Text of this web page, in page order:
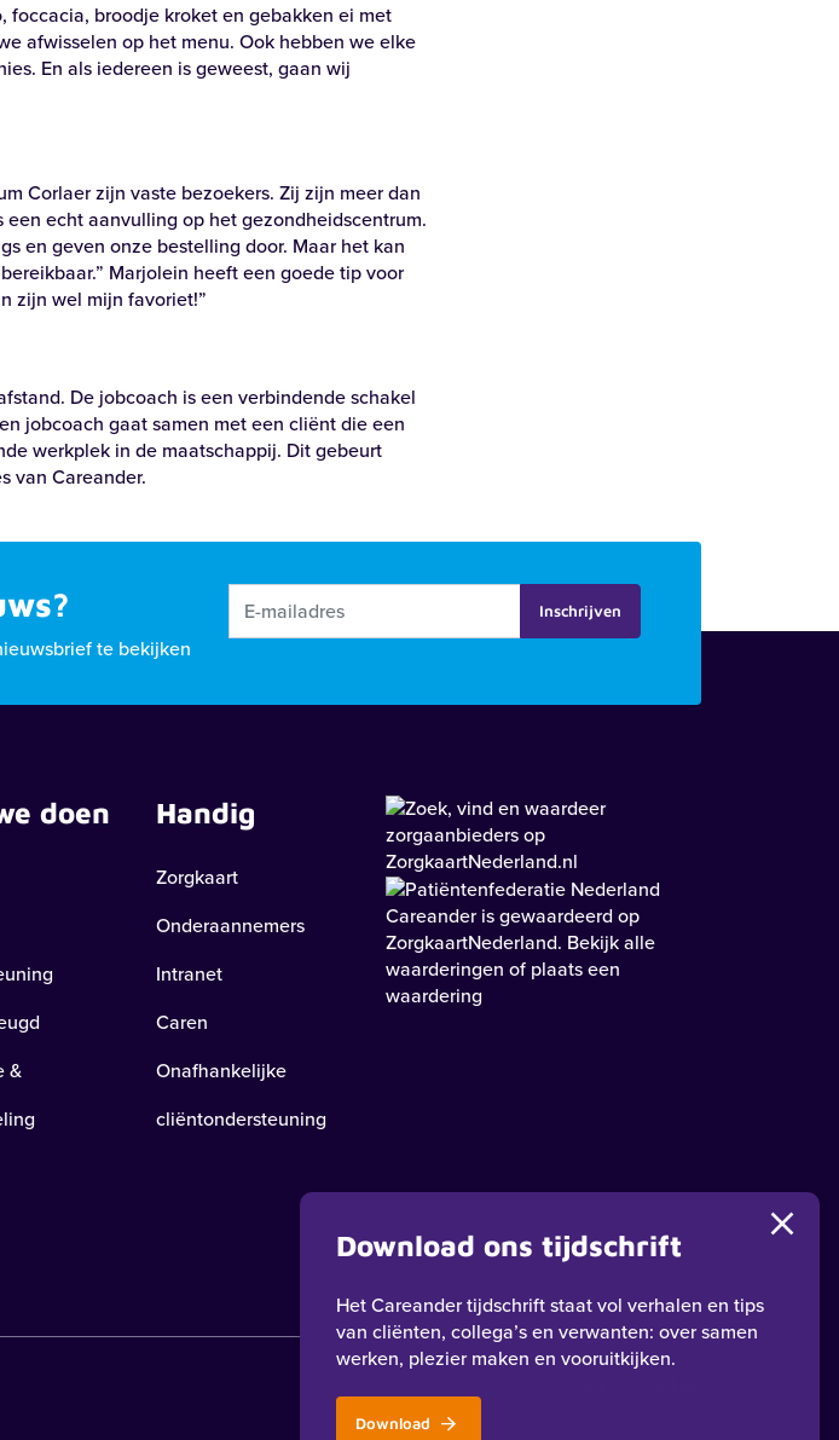
foccacia, broodje kroket en gebakken ei met
afwisselen op het menu. Ook hebben we elke
En als iedereen is geweest, gaan wij
Corlaerzijn vaste bezoekers. Zij zijn meer dan
echt aanvulling op het gezondheidscentrum.
en geven onze bestelling door. Maar het kan
Marjolein heeft een goede tip voor
zijn wel mijn favoriet!”
De jobcoach is een verbindende schakel
jobcoach gaat samen met een cliënt die een
werkplek in de maatschappij. Dit gebeurt
van Careander.
te bekijken
Inschrijven
doen
&
Handig
Zorgkaart
Onderaannemers
Intranet
Caren
Onafhankelijke
cliëntondersteuning
Careanderis gewaardeerd op
ZorgkaartNederland. Bekijk alle
waarderingen of plaats een
waardering
Bekijk locatie
Download ons tijdschrift
Het Careander tijdschrift staat vol verhalen en tips
van cliënten, collega’s en verwanten: over samen
werken, plezier maken en vooruitkijken.
Download